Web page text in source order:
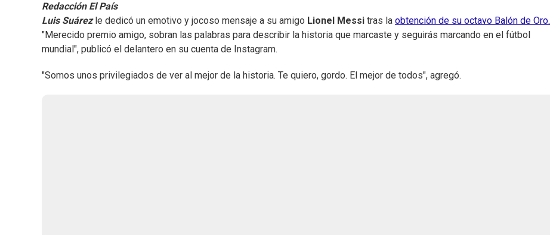
Redacción El País
Luis Suárezle dedicó un emotivo y jocoso mensaje a su amigo Lionel Messi tras la obtención de su octavo Balón de Oro.
"Merecido premio amigo, sobran las palabras para describir la historia que marcaste y seguirás marcando en el fútbol
mundial", publicó el delantero en su cuenta de Instagram.
"Somos unos privilegiados de ver al mejor de la historia. Te quiero, gordo. El mejor de todos", agregó.